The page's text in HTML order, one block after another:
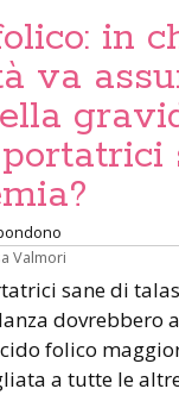
in
va
Valmori
sane di
dovrebbero
folico
a tutte le